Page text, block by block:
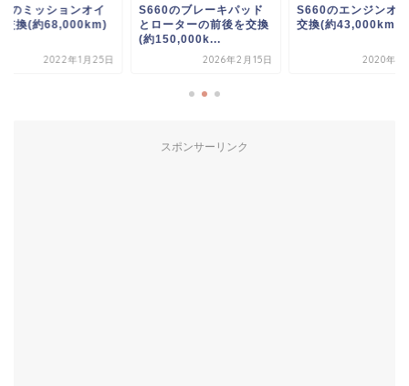
のミッションオイ
交換(約68,000km)
2022年1月25日
S660のブレーキパッド
とローターの前後を交換
(約150,000k...
2026年2月15日
S660のエンジンオ
交換(約43,000km)
2020年11
スポンサーリンク